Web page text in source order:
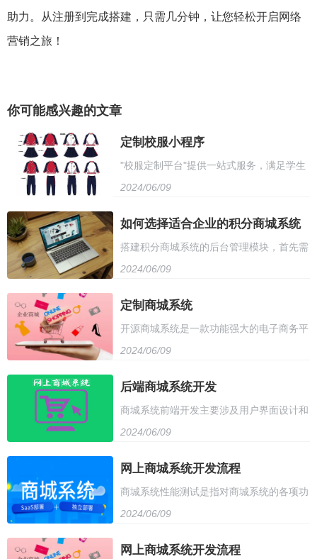
助力。从注册到完成搭建，只需几分钟，让您轻松开启网络
营销之旅！
你可能感兴趣的文章
定制校服小程序
"校服定制平台"提供一站式服务，满足学生
个性化需求。平台提供多种款式选择，可根
据学生喜好和学校规定定制。用户只需在线
下单，即可享受快速定制服务，定制周期
择，确保舒适度和耐久性。校服定制平台致
力于打造学生专属的时尚风格，让每个学生
2024/06/09
如何选择适合企业的积分商城系统
搭建积分商城系统的后台管理模块，首先需
要设计数据库结构，包括积分设置、用户信
息、兑换记录等。其次，开发后台管理页
面，包括积分管理、用户管理、商品管理等
能，确保数据的安全性和准确性。最后，配
置权限管理，确保只有授权用户才能进行后
2024/06/09
定制商城系统
开源商城系统是一款功能强大的电子商务平
台，支持多种支付方式和物流配送，提供丰
富的营销工具和数据分析功能。它具有高度
的可定制性和扩展性，可以根据用户需求进
大的安全保障，确保用户数据和交易安全。
它适用于各种规模的企业和个人，是搭建电
2024/06/09
后端商城系统开发
商城系统前端开发主要涉及用户界面设计和
用户体验优化。开发者需要使用HTML、
CSS和JavaScript等技术，构建美观且易于
使用的用户界面，包括产品展示、购物车管
式设计，确保在不同设备上都能提供良好的
2024/06/09
网上商城系统开发流程
商城系统性能测试是指对商城系统的各项功
能和性能指标进行全面测试和评估的过程。
测试内容包括系统响应时间、吞吐量、并发
2024/06/09
网上商城系统开发流程